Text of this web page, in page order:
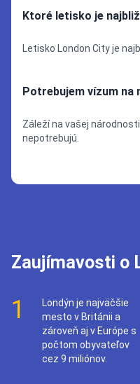
Ktoré letisko je
Letisko London City je
Potrebujem vízum na
Záleží na vašej
nepotrebujú.
Zaujímavosti o
1
Londýn je najväčšie
mesto v Británii a
zároveň aj v Európe s
počtom obyvateľov
cez 9 miliónov.